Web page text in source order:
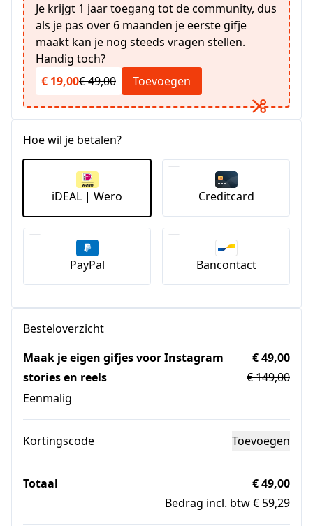
Je krijgt 1 jaar toegang tot de community, dus
als je pas over 6 maanden je eerste gifje
maakt kan je nog steeds vragen stellen.
Handig toch?
€ 19,00€ 49,00 Toevoegen
Hoe wil je betalen?
iDEAL | Wero Creditcard
PayPal Bancontact
Besteloverzicht
Maak je eigen gifjes voor Instagram
stories en reels
Eenmalig
€ 49,00
€ 149,00
Kortingscode Toevoegen
Totaal
€ 49,00
Bedrag incl. btw € 59,29